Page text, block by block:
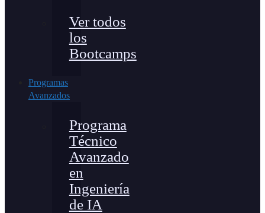
Ver todos
los
Bootcamps
Programas
Avanzados
Programa
Técnico
Avanzado
en
Ingeniería
de IA